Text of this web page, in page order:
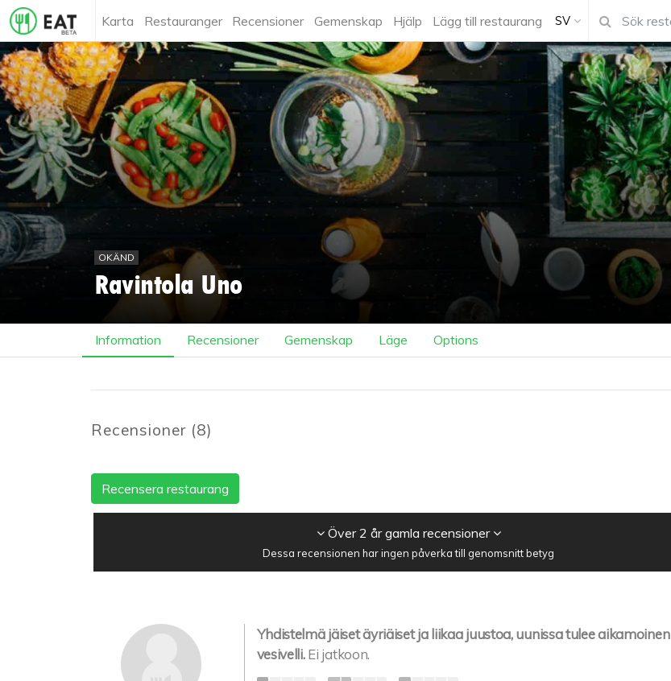
Karta Restauranger Recensioner Gemenskap Hjälp Lägg till restaurang SV
OKÄND
Ravintola Uno
Information Recensioner Gemenskap Läge Options
Recensioner (8)
Recensera restaurang
Över 2 år gamla recensioner
Dessa recensionen har ingen påverka till genomsnitt betyg
Yhdistelmä jäiset äyriäiset ja liikaa juustoa, uunissa tulee aikamoinen
vesivelli. Ei jatkoon.